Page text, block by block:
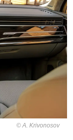
A. Krivonosov